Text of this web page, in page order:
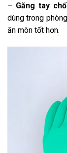
– Găng tay
dùng trong
ăn mòn tốt hơn.